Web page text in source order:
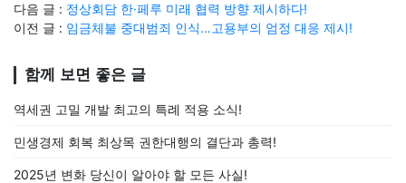
다음 글 : 정상회담 한·페루 미래 협력 방향 제시하다!
이전 글 : 임금체불 중대범죄 인식…고용부의 엄정 대응 제시!
함께 보면 좋은 글
역세권 고밀 개발 최고의 특례 적용 소식!
민생경제 회복 최상목 권한대행의 결단과 총력!
2025년 변화 당신이 알아야 할 모든 사실!